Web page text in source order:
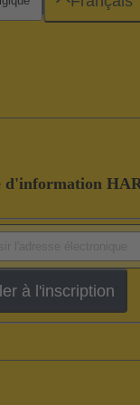
d'information
à l'inscription